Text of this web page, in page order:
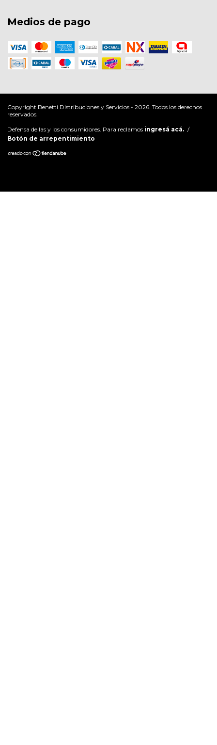
Medios de pago
Copyright Benetti Distribuciones y Servicios - 2026. Todos los derechos
reservados.
Defensa de las y los consumidores. Para reclamos ingresá acá. /
Botón de arrepentimiento